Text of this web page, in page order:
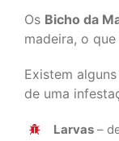
Os Bicho da
madeira, o
Existem
de uma
Larvas –